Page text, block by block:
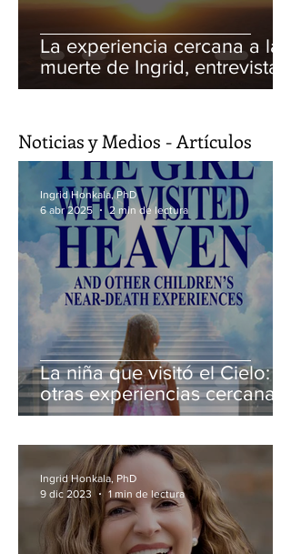
La experiencia cercana a la
muerte de Ingrid, entrevista
de Anthony Chene -
Noticias y Medios - Artículos
La niña que visitó el Cielo: Y
otras experiencias cercanas
a la muerte en la infancia
Ingrid Honkala, PhD
6 abr 2025
2 min de lectura
Ingrid Honkala, PhD
9 dic 2023
1 min de lectura